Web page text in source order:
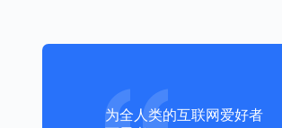
为全人类的互联网爱好者